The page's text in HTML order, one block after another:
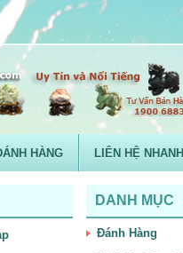
HÀNG LIÊN HỆ NHANH
DANH MỤC
Đánh Hàng